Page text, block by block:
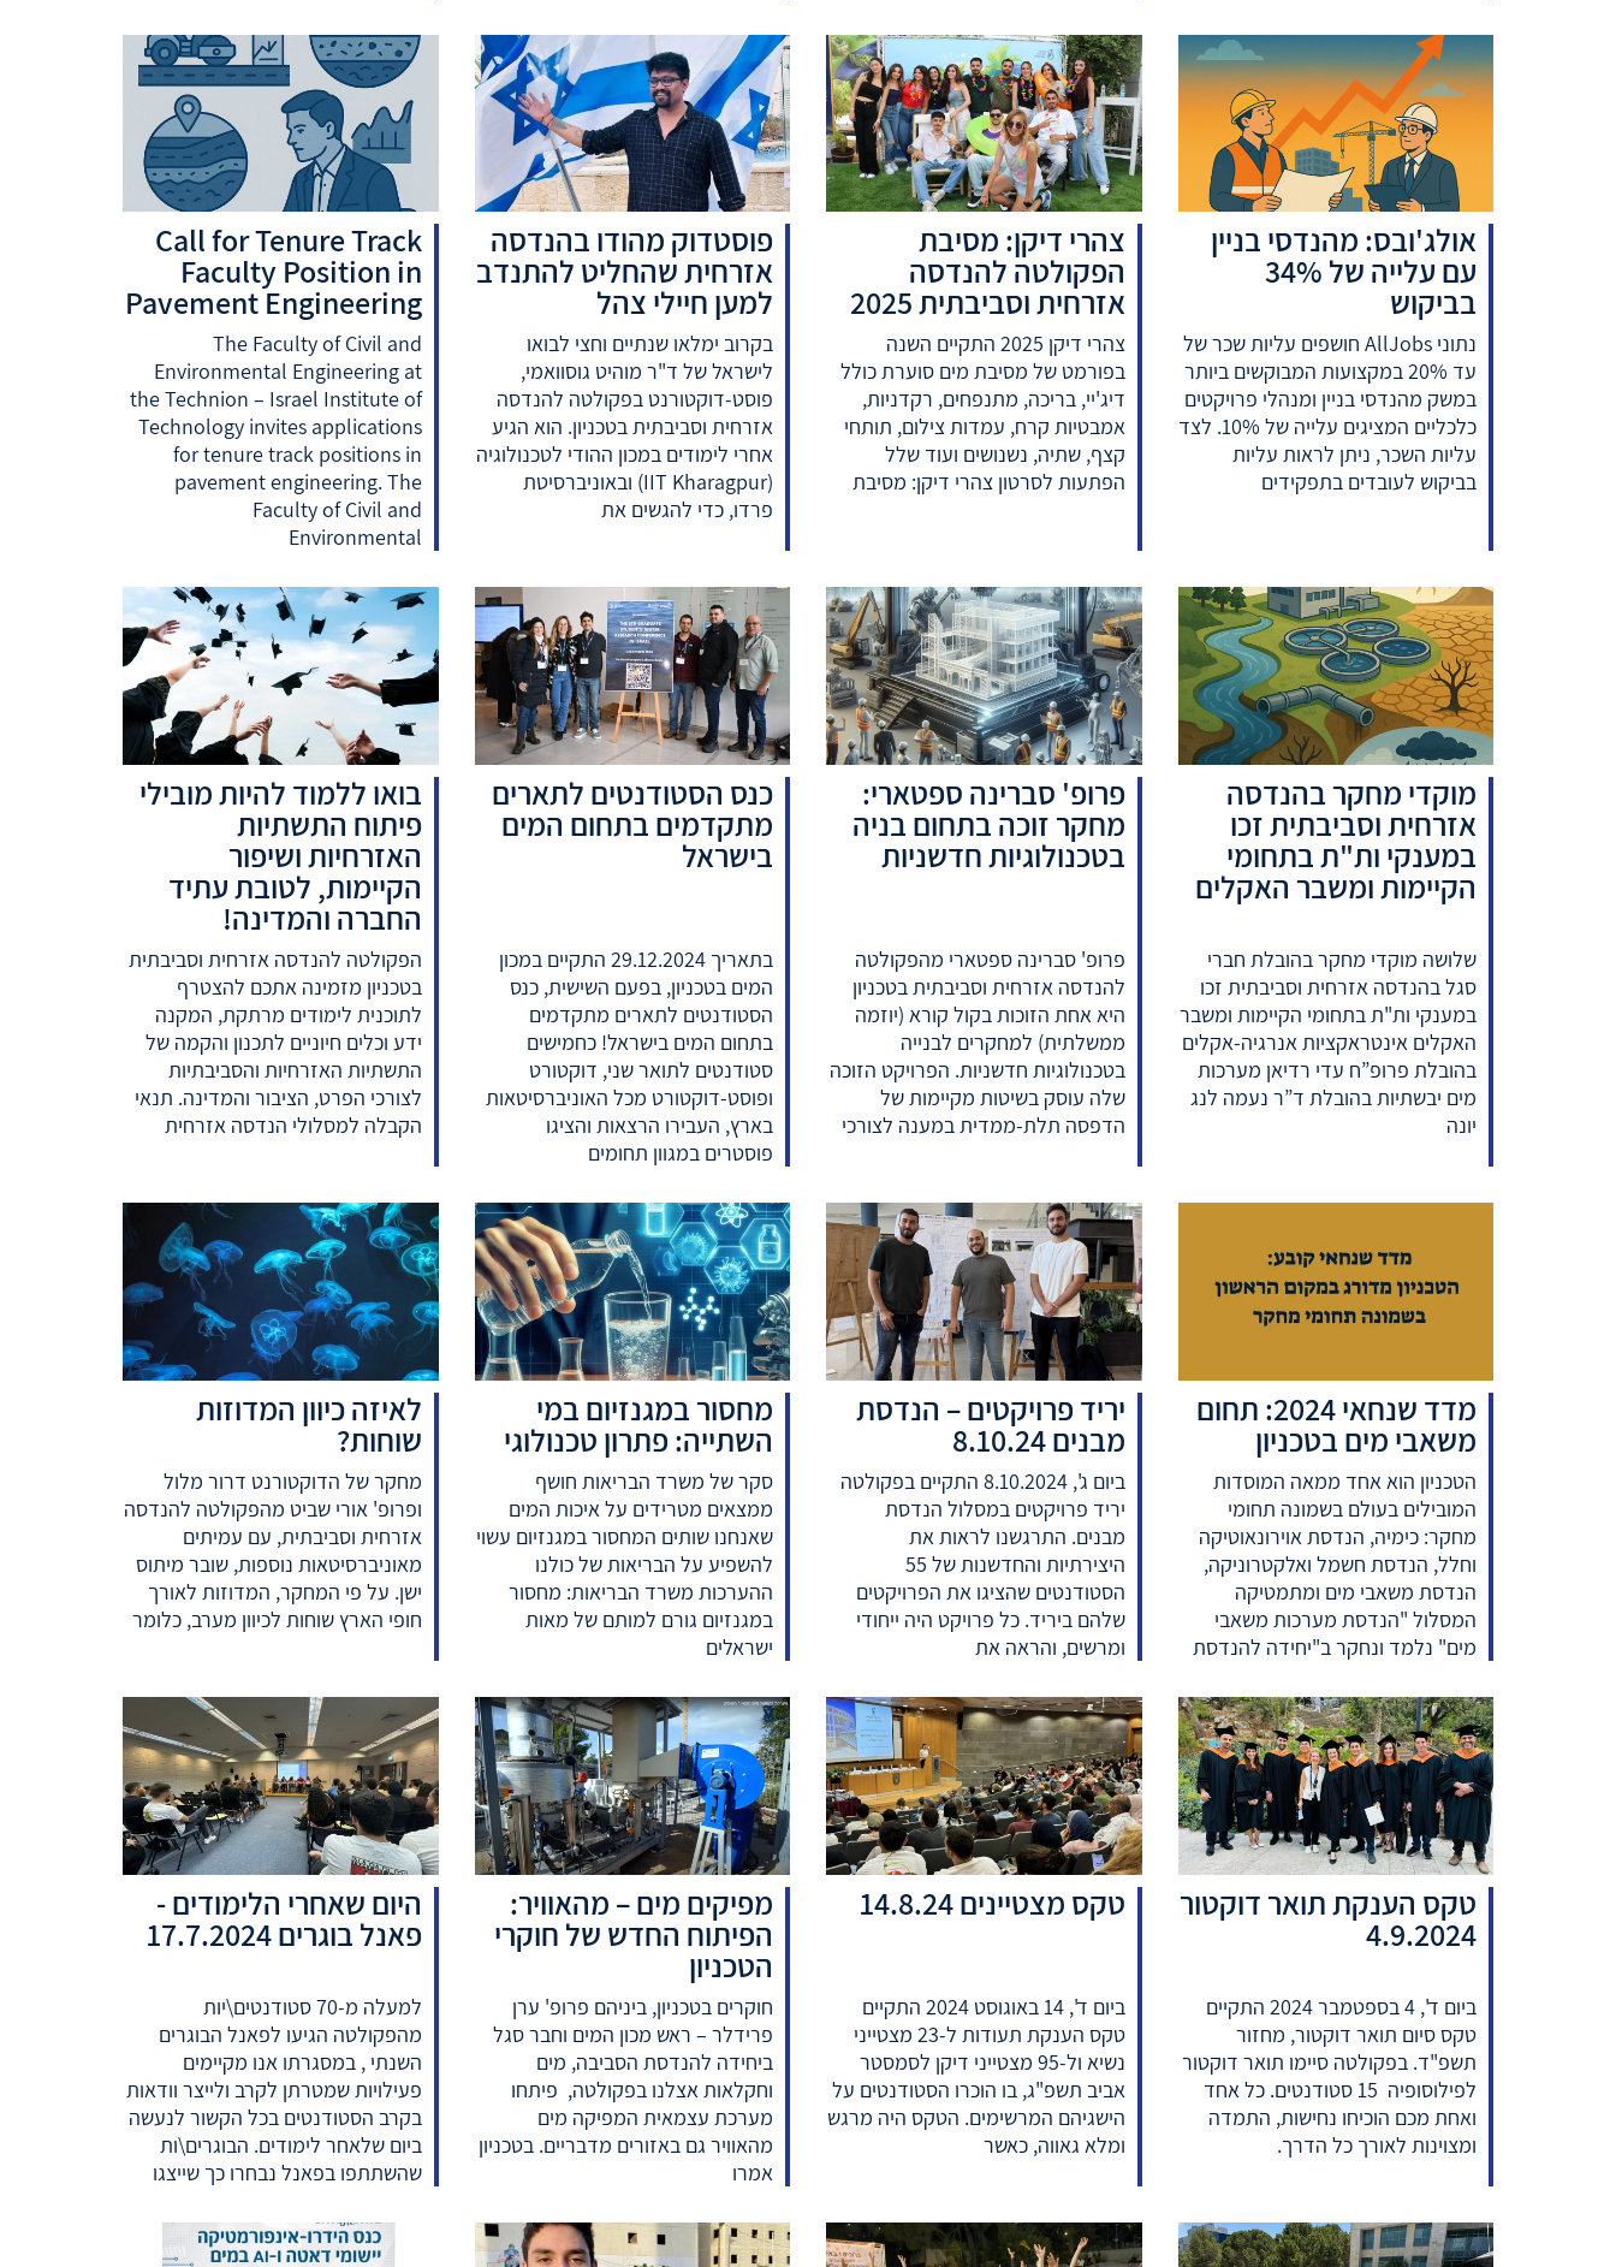
אולג'ובס: מהנדסי בניין
עם עלייה של 34%
בביקוש
נתוני AllJobs חושפים עליות שכר של
עד 20% במקצועות המבוקשים ביותר
במשק מהנדסי בניין ומנהלי פרויקטים
כלכליים המציגים עלייה של 10%. לצד
עליות השכר, ניתן לראות עליות
בביקוש לעובדים בתפקידים
צהרי דיקן: מסיבת
הפקולטה להנדסה
אזרחית וסביבתית 2025
צהרי דיקן 2025 התקיים השנה
בפורמט של מסיבת מים סוערת כולל
דיג'יי, בריכה, מתנפחים, רקדניות,
אמבטיות קרח, עמדות צילום, תותחי
קצף, שתיה, נשנושים ועוד שלל
הפתעות לסרטון צהרי דיקן: מסיבת
פוסטדוק מהודו בהנדסה
אזרחית שהחליט להתנדב
למען חיילי צהל
בקרוב ימלאו שנתיים וחצי לבואו
לישראל של ד"ר מוהיט גוסוואמי,
פוסט-דוקטורנט בפקולטה להנדסה
אזרחית וסביבתית בטכניון. הוא הגיע
אחרי לימודים במכון ההודי לטכנולוגיה
(IIT Kharagpur) ובאוניברסיטת
פרדו, כדי להגשים את
Call for Tenure Track
Faculty Position in
Pavement Engineering
The Faculty of Civil and
Environmental Engineering at
the Technion – Israel Institute of
Technology invites applications
for tenure track positions in
pavement engineering. The
Faculty of Civil and
Environmental
מוקדי מחקר בהנדסה
אזרחית וסביבתית זכו
במענקי ות"ת בתחומי
הקיימות ומשבר האקלים
שלושה מוקדי מחקר בהובלת חברי
סגל בהנדסה אזרחית וסביבתית זכו
במענקי ות"ת בתחומי הקיימות ומשבר
האקלים אינטראקציות אנרגיה-אקלים
בהובלת פרופ”ח עדי רדיאן מערכות
מים יבשתיות בהובלת ד”ר נעמה לנג
יונה
פרופ' סברינה ספטארי:
מחקר זוכה בתחום בניה
בטכנולוגיות חדשניות
פרופ' סברינה ספטארי מהפקולטה
להנדסה אזרחית וסביבתית בטכניון
היא אחת הזוכות בקול קורא (יוזמה
ממשלתית) למחקרים לבנייה
בטכנולוגיות חדשניות. הפרויקט הזוכה
שלה עוסק בשיטות מקיימות של
הדפסה תלת-ממדית במענה לצורכי
כנס הסטודנטים לתארים
מתקדמים בתחום המים
בישראל
בתאריך 29.12.2024 התקיים במכון
המים בטכניון, בפעם השישית, כנס
הסטודנטים לתארים מתקדמים
בתחום המים בישראל! כחמישים
סטודנטים לתואר שני, דוקטורט
ופוסט-דוקטורט מכל האוניברסיטאות
בארץ, העבירו הרצאות והציגו
פוסטרים במגוון תחומים
בואו ללמוד להיות מובילי
פיתוח התשתיות
האזרחיות ושיפור
הקיימות, לטובת עתיד
החברה והמדינה!
הפקולטה להנדסה אזרחית וסביבתית
בטכניון מזמינה אתכם להצטרף
לתוכנית לימודים מרתקת, המקנה
ידע וכלים חיוניים לתכנון והקמה של
התשתיות האזרחיות והסביבתיות
לצורכי הפרט, הציבור והמדינה. תנאי
הקבלה למסלולי הנדסה אזרחית
מדד שנחאי 2024: תחום
משאבי מים בטכניון
הטכניון הוא אחד ממאה המוסדות
המובילים בעולם בשמונה תחומי
מחקר: כימיה, הנדסת אוירונאוטיקה
וחלל, הנדסת חשמל ואלקטרוניקה,
הנדסת משאבי מים ומתמטיקה
המסלול "הנדסת מערכות משאבי
מים" נלמד ונחקר ב"יחידה להנדסת
יריד פרויקטים – הנדסת
מבנים 8.10.24
ביום ג', 8.10.2024 התקיים בפקולטה
יריד פרויקטים במסלול הנדסת
מבנים. התרגשנו לראות את
היצירתיות והחדשנות של 55
הסטודנטים שהציגו את הפרויקטים
שלהם ביריד. כל פרויקט היה ייחודי
ומרשים, והראה את
מחסור במגנזיום במי
השתייה: פתרון טכנולוגי
סקר של משרד הבריאות חושף
ממצאים מטרידים על איכות המים
שאנחנו שותים המחסור במגנזיום עשוי
להשפיע על הבריאות של כולנו
ההערכות משרד הבריאות: מחסור
במגנזיום גורם למותם של מאות
ישראלים
לאיזה כיוון המדוזות
שוחות?
מחקר של הדוקטורנט דרור מלול
ופרופ' אורי שביט מהפקולטה להנדסה
אזרחית וסביבתית, עם עמיתים
מאוניברסיטאות נוספות, שובר מיתוס
ישן. על פי המחקר, המדוזות לאורך
חופי הארץ שוחות לכיוון מערב, כלומר
טקס הענקת תואר דוקטור
4.9.2024
ביום ד', 4 בספטמבר 2024 התקיים
טקס סיום תואר דוקטור, מחזור
תשפ"ד. בפקולטה סיימו תואר דוקטור
לפילוסופיה 15 סטודנטים. כל אחד
ואחת מכם הוכיחו נחישות, התמדה
ומצוינות לאורך כל הדרך.
טקס מצטיינים 14.8.24
ביום ד', 14 באוגוסט 2024 התקיים
טקס הענקת תעודות ל-23 מצטייני
נשיא ול-95 מצטייני דיקן לסמסטר
אביב תשפ"ג, בו הוכרו הסטודנטים על
הישגיהם המרשימים. הטקס היה מרגש
ומלא גאווה, כאשר
מפיקים מים – מהאוויר:
הפיתוח החדש של חוקרי
הטכניון
חוקרים בטכניון, ביניהם פרופ' ערן
פרידלר – ראש מכון המים וחבר סגל
ביחידה להנדסת הסביבה, מים
וחקלאות אצלנו בפקולטה, פיתחו
מערכת עצמאית המפיקה מים
מהאוויר גם באזורים מדבריים. בטכניון
אמרו
היום שאחרי הלימודים -
פאנל בוגרים 17.7.2024
למעלה מ-70 סטודנטים\יות
מהפקולטה הגיעו לפאנל הבוגרים
השנתי , במסגרתו אנו מקיימים
פעילויות שמטרתן לקרב ולייצר וודאות
בקרב הסטודנטים בכל הקשור לנעשה
ביום שלאחר לימודים. הבוגרים\ות
שהשתתפו בפאנל נבחרו כך שייצגו